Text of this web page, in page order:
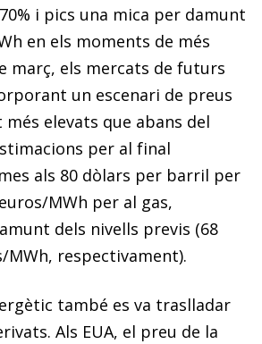
i pics una mica per damunt
en els moments de més
març, els mercats de futurs
un escenari de preus
elevats que abans del
per al final
als 80 dòlars per barril per
MWh per al gas,
dels nivells previs (68
MWh, respectivament).
també es va traslladar
Als EUA, el preu de la